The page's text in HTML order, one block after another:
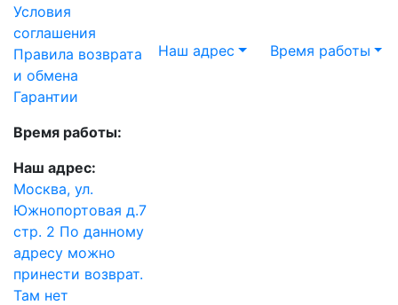
Условия
соглашения
Правила возврата
и обмена
Гарантии
Время работы:
Наш адрес:
Москва, ул.
Южнопортовая д.7
стр. 2 По данному
адресу можно
принести возврат.
Там нет
Наш адрес Время работы